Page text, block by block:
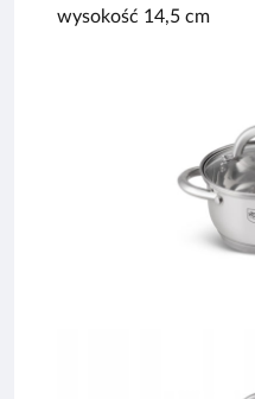
wysokość 14,5 cm